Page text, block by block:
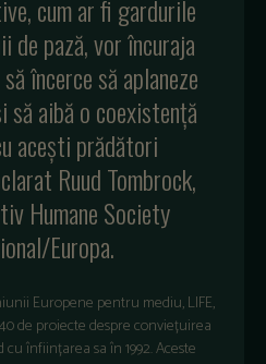
cum ar fi gardurile
de pază, vor încuraja
încerce să aplaneze
aibă o coexistență
acești prădători
Ruud Tombrock,
Humane Society
Europa.
Europene pentru mediu, LIFE,
de proiecte despre conviețuirea
înființarea sa în 1992. Aceste